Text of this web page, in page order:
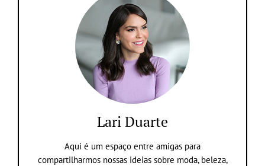
Lari Duarte
Aqui é um espaço entre amigas para
compartilharmos nossas ideias sobre moda, beleza,